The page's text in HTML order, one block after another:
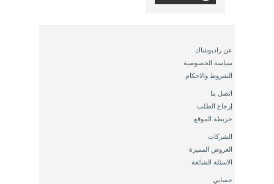
عن راديوشاك
سياسة الخصوصية
الشروط والاحكام
اتصل بنا
إرجاع الطلب
خريطة الموقع
الشركات
العروض المميزة
الاسئلة الشائعة
حسابي